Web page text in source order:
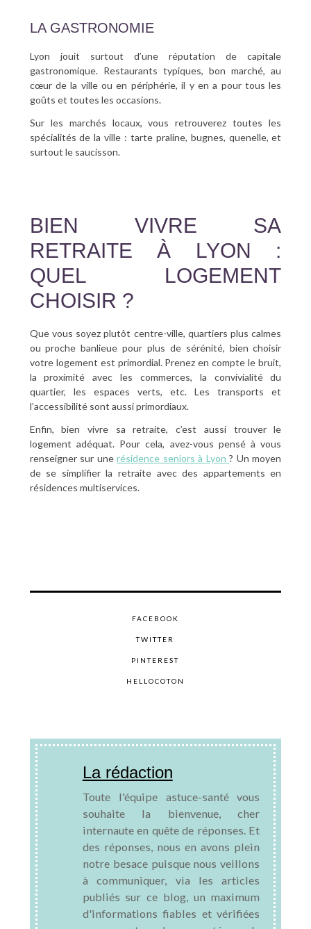
LA GASTRONOMIE
Lyon jouit surtout d’une réputation de capitale
gastronomique. Restaurants typiques, bon marché, au
cœur de la ville ou en périphérie, il y en a pour tous les
goûts et toutes les occasions.
Sur les marchés locaux, vous retrouverez toutes les
spécialités de la ville : tarte praline, bugnes, quenelle, et
surtout le saucisson.
BIEN VIVRE SA
RETRAITE À LYON :
QUEL LOGEMENT
CHOISIR ?
Que vous soyez plutôt centre-ville, quartiers plus calmes
ou proche banlieue pour plus de sérénité, bien choisir
votre logement est primordial. Prenez en compte le bruit,
la proximité avec les commerces, la convivialité du
quartier, les espaces verts, etc. Les transports et
l’accessibilité sont aussi primordiaux.
Enfin, bien vivre sa retraite, c’est aussi trouver le
logement adéquat. Pour cela, avez-vous pensé à vous
renseigner sur unerésidence seniors à Lyon? Un moyen
de se simplifier la retraite avec des appartements en
résidences multiservices.
FACEBOOK
TWITTER
PINTEREST
HELLOCOTON
La rédaction
Toute l'équipe astuce-santé vous
souhaite la bienvenue, cher
internaute en quête de réponses. Et
des réponses, nous en avons plein
notre besace puisque nous veillons
à communiquer, via les articles
publiés sur ce blog, un maximum
d'informations fiables et vérifiées